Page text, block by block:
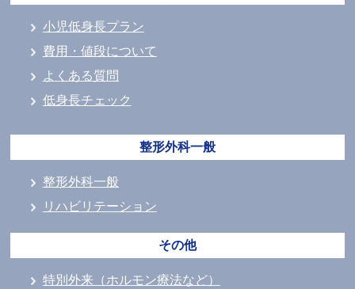
小児低身長プラン
費用・値段について
よくある質問
低身長チェック
整形外科一般
整形外科一般
リハビリテーション
その他
特別外来（ホルモン療法など）